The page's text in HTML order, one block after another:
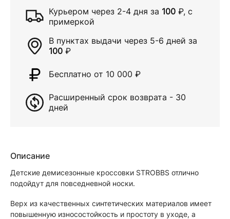
Курьером через 2-4 дня за 100 ₽, с
примеркой
В пунктах выдачи через 5-6 дней за
100 ₽
Бесплатно от 10 000 ₽
Расширенный срок возврата - 30
дней
Описание
Детские демисезонные кроссовки STROBBS отлично
подойдут для повседневной носки.
Верх из качественных синтетических материалов имеет
повышенную износостойкость и простоту в уходе, а